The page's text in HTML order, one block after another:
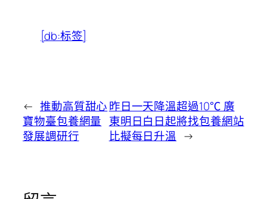
[db:标签]
← 推動高質甜心
寶物臺包養網量
發展調研行
昨日一天降溫超過10℃ 廣
東明日白日起將找包養網站
比擬每日升溫 →